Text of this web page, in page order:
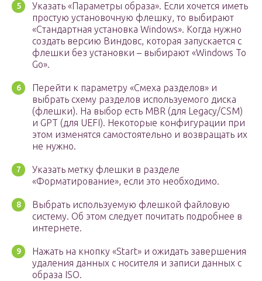
Указать «Параметры образа». Если хочется иметь
простую установочную флешку, то выбирают
«Стандартная установка Windows». Когда нужно
создать версию Виндовс, которая запускается с
флешки без установки – выбирают «Windows To
Go».
Перейти к параметру «Смеха разделов» и
выбрать схему разделов используемого диска
(флешки). На выбор есть MBR (для Legacy/CSM)
и GPT (для UEFI). Некоторые конфигурации при
этом изменятся самостоятельно и возвращать их
не нужно.
Указать метку флешки в разделе
«Форматирование», если это необходимо.
Выбрать используемую флешкой файловую
систему. Об этом следует почитать подробнее в
интернете.
Нажать на кнопку «Start» и ожидать завершения
удаления данных с носителя и записи данных с
образа ISO.